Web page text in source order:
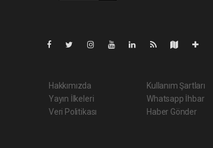
Hakkımızda
Yayın İlkeleri
Veri Politikası
Kullanım Şartları
Whatsapp İhbar
Haber Gönder